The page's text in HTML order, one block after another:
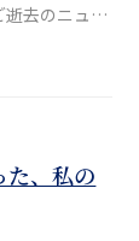
去のニュー
が優れない
は美輪さん
舞台「黒蜥
讃歌〜エデ
く観に行っ
た、私の